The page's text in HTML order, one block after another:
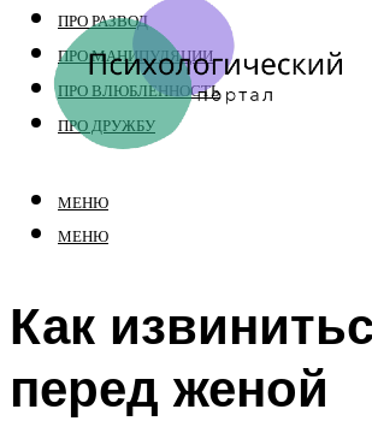
ПРО РАЗВОД
ПРО МАНИПУЛЯЦИИ
ПРО ВЛЮБЛЕННОСТЬ
ПРО ДРУЖБУ
МЕНЮ
МЕНЮ
Как
перед женой